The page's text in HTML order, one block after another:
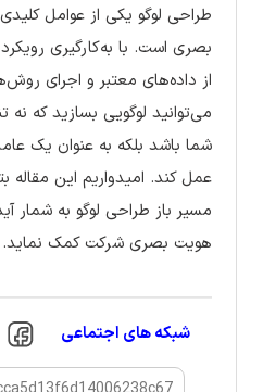
طراحی لوگو یکی از عوامل
بصری است. با به‌کارگیری
از داده‌های معتبر و اجرای
می‌توانید لوگویی بسازید که نه
شما باشد بلکه به عنوان یک
عمل کند. امیدواریم این مقاله
مسیر باز طراحی لوگو به شمار
هویت بصری شرکت کمک نماید.
شبکه های اجتماعی